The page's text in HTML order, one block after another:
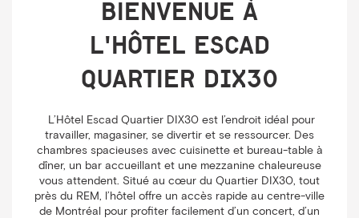
Bienvenue à
l'Hôtel Escad
Quartier DIX30
L’Hôtel Escad Quartier DIX30 est l’endroit idéal pour
travailler, magasiner, se divertir et se ressourcer. Des
chambres spacieuses avec cuisinette et bureau-table à
dîner, un bar accueillant et une mezzanine chaleureuse
vous attendent. Situé au cœur du Quartier DIX30, tout
près du REM, l’hôtel offre un accès rapide au centre-ville
de Montréal pour profiter facilement d’un concert, d’un